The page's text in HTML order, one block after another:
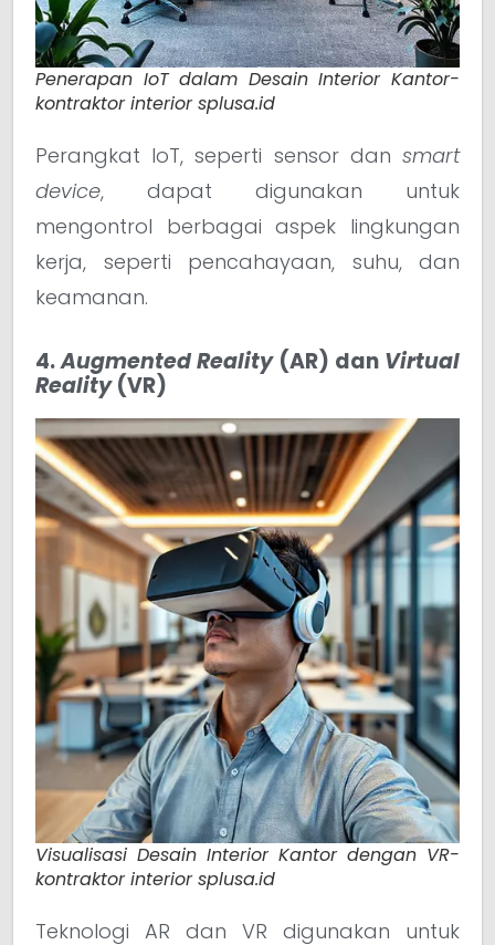
Penerapan IoT dalam Desain Interior Kantor-
kontraktor interior splusa.id
Perangkat IoT, seperti sensor dan smart
device, dapat digunakan untuk
mengontrol berbagai aspek lingkungan
kerja, seperti pencahayaan, suhu, dan
keamanan.
4.Augmented Reality(AR) dan Virtual
Reality(VR)
Visualisasi Desain Interior Kantor dengan VR-
kontraktor interior splusa.id
Teknologi AR dan VR digunakan untuk